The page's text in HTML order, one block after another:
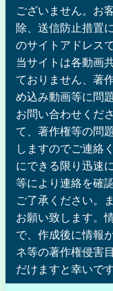
ございません。お
除、送信防止措置
のサイトアドレス
当サイトは各動画
ておりません、著
め込み動画等に問
お問い合わせくだ
て、著作権等の問
しますのでご連絡
にできる限り迅速
等により連絡を確
ご了承ください。
お願い致します。
で、作成後に情報
ネ等の著作権侵害
だけますと幸いです